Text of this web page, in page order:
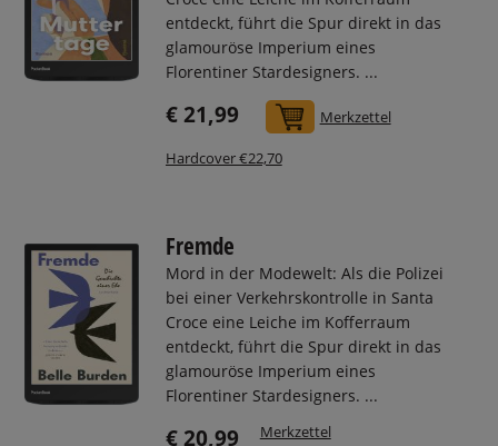
entdeckt, führt die Spur direkt in das
glamouröse Imperium eines
Florentiner Stardesigners. ...
€ 21,99 In den Warenkorb
Merkzettel
Hardcover €22,70
Fremde
Mord in der Modewelt: Als die Polizei
bei einer Verkehrskontrolle in Santa
Croce eine Leiche im Kofferraum
entdeckt, führt die Spur direkt in das
glamouröse Imperium eines
Florentiner Stardesigners. ...
€ 20,99 Merkzettel